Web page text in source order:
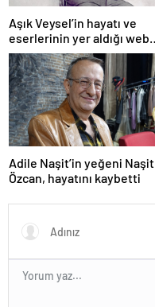
Aşık Veysel’in hayatı ve
eserlerinin yer aldığı web
portalı hizmete girdi
Adile Naşit’in yeğeni Naşit
Özcan, hayatını kaybetti